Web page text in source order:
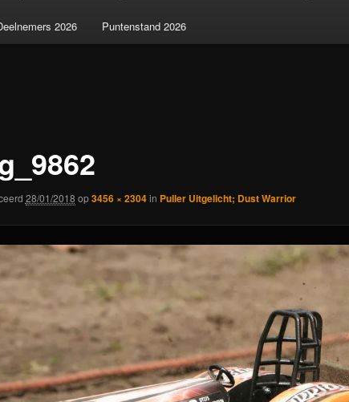
2026 Puntenstand 2026
28/01/2018 op3456 × 2304in Puller Uitgelicht; Dust Warrior